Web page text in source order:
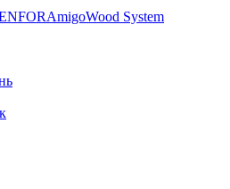
AmigoWood System